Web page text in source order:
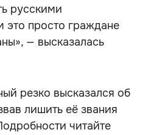
русскими
это просто граждане
— высказалась
резко высказался об
лишить её звания
читайте